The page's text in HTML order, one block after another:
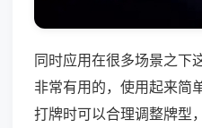
同时应用在很多场景之下
非常有用的，使用起来简
打牌时可以合理调整牌型